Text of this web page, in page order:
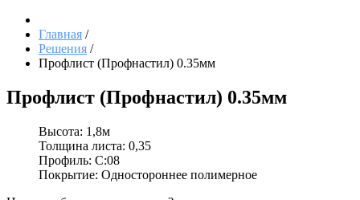
Главная /
Решения /
Профлист (Профнастил) 0.35мм
Профлист (Профнастил) 0.35мм
Высота: 1,8м
Толщина листа: 0,35
Профиль: С:08
Покрытие: Одностороннее полимерное